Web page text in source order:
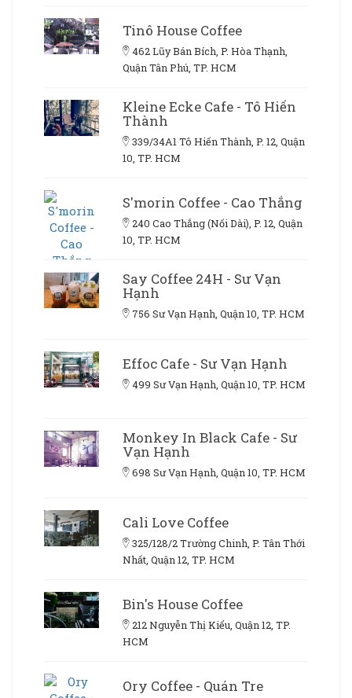
Tinô House Coffee
462 Lũy Bán Bích, P. Hòa Thạnh,
Quận Tân Phú, TP. HCM
Kleine Ecke Cafe - Tô Hiến
Thành
339/34A1 Tô Hiến Thành, P. 12, Quận
10, TP. HCM
S'morin Coffee - Cao Thắng
240 Cao Thắng (Nối Dài), P. 12, Quận
10, TP. HCM
Say Coffee 24H - Sư Vạn
Hạnh
756 Sư Vạn Hạnh, Quận 10, TP. HCM
Effoc Cafe - Sư Vạn Hạnh
499 Sư Vạn Hạnh, Quận 10, TP. HCM
Monkey In Black Cafe - Sư
Vạn Hạnh
698 Sư Vạn Hạnh, Quận 10, TP. HCM
Cali Love Coffee
325/128/2 Trường Chinh, P. Tân Thới
Nhất, Quận 12, TP. HCM
Bin's House Coffee
212 Nguyễn Thị Kiểu, Quận 12, TP.
HCM
Ory Coffee - Quán Tre